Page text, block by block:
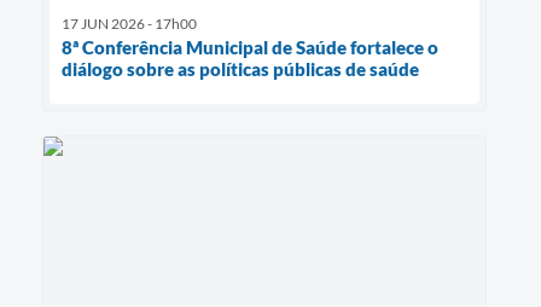
17 JUN 2026 - 17h00
8ª Conferência Municipal de Saúde fortalece o
diálogo sobre as políticas públicas de saúde